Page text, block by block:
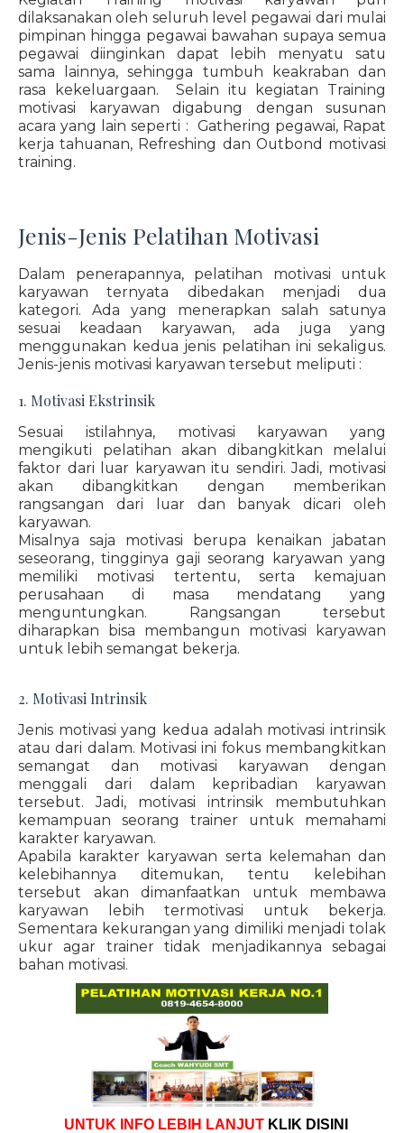
dilaksanakan oleh seluruh level pegawai dari mulai
pimpinan hingga pegawai bawahan supaya semua
pegawai diinginkan dapat lebih menyatu satu
sama lainnya, sehingga tumbuh keakraban dan
rasa kekeluargaan. Selain itu kegiatan Training
motivasi karyawan digabung dengan susunan
acara yang lain seperti : Gathering pegawai, Rapat
kerja tahuanan, Refreshing dan Outbond motivasi
training.
Jenis-Jenis Pelatihan Motivasi
Dalam penerapannya, pelatihan motivasi untuk
karyawan ternyata dibedakan menjadi dua
kategori. Ada yang menerapkan salah satunya
sesuai keadaan karyawan, ada juga yang
menggunakan kedua jenis pelatihan ini sekaligus.
Jenis-jenis motivasi karyawan tersebut meliputi :
1. Motivasi Ekstrinsik
Sesuai istilahnya, motivasi karyawan yang
mengikuti pelatihan akan dibangkitkan melalui
faktor dari luar karyawan itu sendiri. Jadi, motivasi
akan dibangkitkan dengan memberikan
rangsangan dari luar dan banyak dicari oleh
karyawan.
Misalnya saja motivasi berupa kenaikan jabatan
seseorang, tingginya gaji seorang karyawan yang
memiliki motivasi tertentu, serta kemajuan
perusahaan di masa mendatang yang
menguntungkan. Rangsangan tersebut
diharapkan bisa membangun motivasi karyawan
untuk lebih semangat bekerja.
2. Motivasi Intrinsik
Jenis motivasi yang kedua adalah motivasi intrinsik
atau dari dalam. Motivasi ini fokus membangkitkan
semangat dan motivasi karyawan dengan
menggali dari dalam kepribadian karyawan
tersebut. Jadi, motivasi intrinsik membutuhkan
kemampuan seorang trainer untuk memahami
karakter karyawan.
Apabila karakter karyawan serta kelemahan dan
kelebihannya ditemukan, tentu kelebihan
tersebut akan dimanfaatkan untuk membawa
karyawan lebih termotivasi untuk bekerja.
Sementara kekurangan yang dimiliki menjadi tolak
ukur agar trainer tidak menjadikannya sebagai
bahan motivasi.
UNTUK INFO LEBIH LANJUT KLIK DISINI